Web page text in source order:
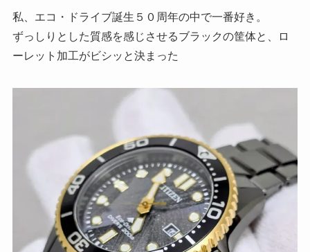
私、エコ・ドライブ誕生５０周年の中で一番好き。
ずっしりとした質感を感じさせるブラックの筐体と、ロ
ーレット加工がビシッと決まった